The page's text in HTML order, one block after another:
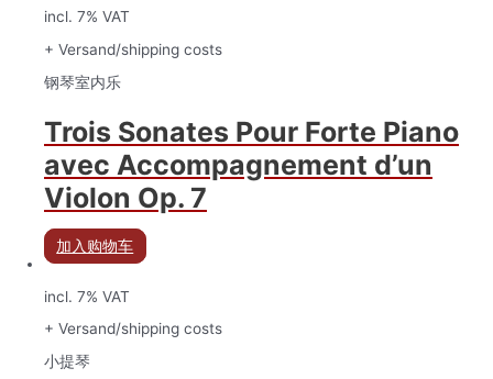
incl. 7% VAT
+ Versand/shipping costs
钢琴室内乐
Trois Sonates Pour Forte Piano
avec Accompagnement d’un
Violon Op. 7
加入购物车
incl. 7% VAT
+ Versand/shipping costs
小提琴